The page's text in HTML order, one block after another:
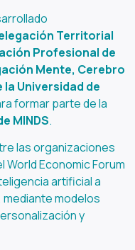
Territorial
Profesional de
Mente, Cerebro
Universidad de
formar parte de la
MINDS.
las organizaciones
Economic Forum
artificial a
modelos
y